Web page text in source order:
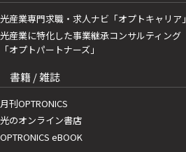
光産業専門求職・求人ナビ「オプトキャリア」
光産業に特化した事業継承コンサルティング
「オプトパートナーズ」
書籍 / 雑誌
月刊OPTRONICS
光のオンライン書店
OPTRONICS eBOOK